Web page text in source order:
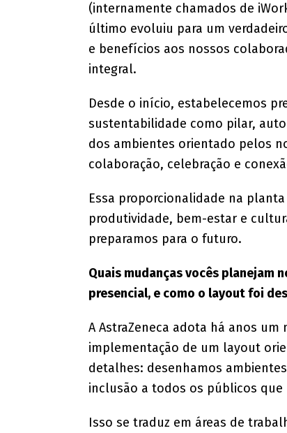
(internamente chamados de
último evoluiu para um
e benefícios aos nossos
integral.
Desde o início, estabelecemos
sustentabilidade como pilar,
dos ambientes orientado pelos
colaboração, celebração e
Essa proporcionalidade na
produtividade, bem-estar e
preparamos para o futuro.
Quais mudanças vocês planejam
presencial, e como o layout foi
A AstraZeneca adota há anos
implementação de um layout
detalhes: desenhamos
inclusão a todos os públicos que
Isso se traduz em áreas de